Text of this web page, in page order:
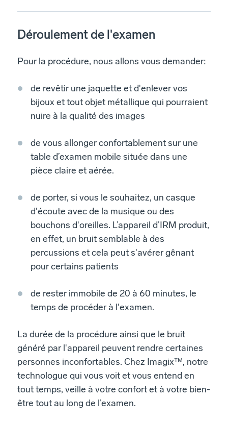
Déroulement de l'examen
Pour la procédure, nous allons vous demander:
de revêtir une jaquette et d'enlever vos
bijoux et tout objet métallique qui pourraient
nuire à la qualité des images
de vous allonger confortablement sur une
table d’examen mobile située dans une
pièce claire et aérée.
de porter, si vous le souhaitez, un casque
d'écoute avec de la musique ou des
bouchons d'oreilles. L’appareil d’IRM produit,
en effet, un bruit semblable à des
percussions et cela peut s'avérer gênant
pour certains patients
de rester immobile de 20 à 60 minutes, le
temps de procéder à l'examen.
La durée de la procédure ainsi que le bruit
généré par l'appareil peuvent rendre certaines
personnes inconfortables. Chez Imagix™, notre
technologue qui vous voit et vous entend en
tout temps, veille à votre confort et à votre bien-
être tout au long de l’examen.